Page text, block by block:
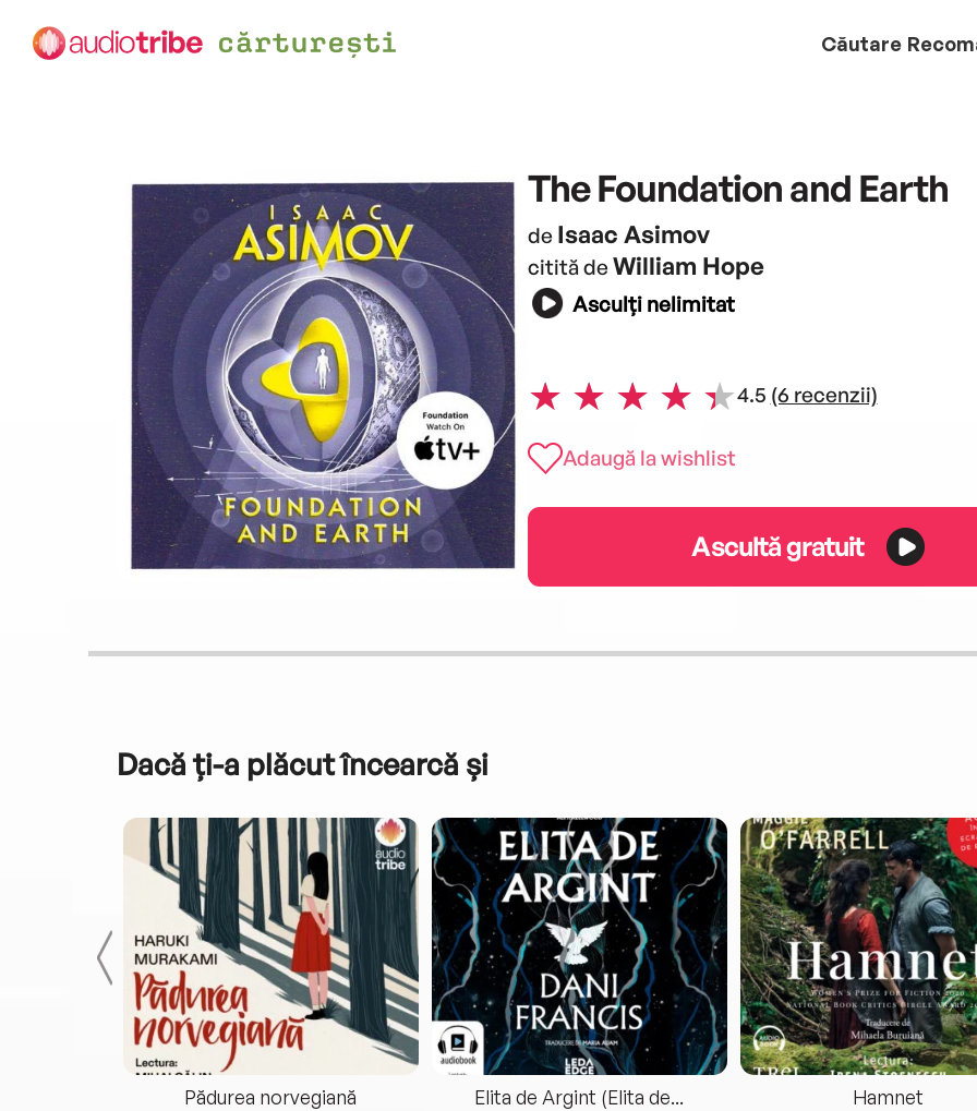
Căutare
The Foundation and Earth
de Isaac Asimov
citită de William Hope
Asculți nelimitat
4.5 (6 recenzii)
Adaugă la wishlist
Ascultă gratuit
Dacă ți-a plăcut încearcă și
Pădurea norvegiană Elita de Argint (Elita de... Hamnet